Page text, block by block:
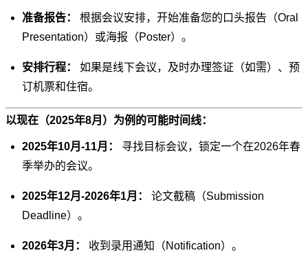
准备报告：
根据会议安排，开始准备您的口头报告（Oral
Presentation）或海报（Poster）。
安排行程：
如果是线下会议，及时办理签证（如需）、预
订机票和住宿。
以现在（2025年8月）为例的可能时间线：
2025年10月-11月：
寻找目标会议，锁定一个在2026年春
季举办的会议。
2025年12月-2026年1月：
论文截稿（Submission
Deadline）。
2026年3月： 收到录用通知（Notification）。